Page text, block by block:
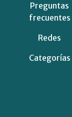
Preguntas
frecuentes
Redes
Categorías